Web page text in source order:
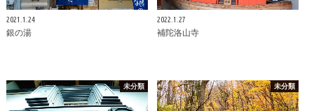
2021.1.24
銀の湯
2022.1.27
補陀洛山寺
未分類 未分類